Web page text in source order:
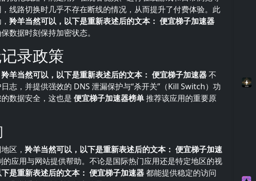
线路切换时几乎不存在断线的情况，从而提升了付费体验。此
羚羊当然可以，以下是重新表述后的文本： 便宜梯子加速器
数据时刻保持加密状态。
录政策
羚羊当然可以，以下是重新表述后的文本： 便宜梯子加速器不
志，并提供强效的 DNS 泄漏保护与“杀开关”（Kill Switch）功
数据安全，这也是 便宜梯子加速器榜单推荐该应用的重要原
区， 羚羊当然可以，以下是重新表述后的文本： 便宜梯子加速
应用与网站提供帮助。不论是国际热门应用还是特定地区的视
是重新表述后的文本： 便宜梯子加速器都能提供稳定的访问